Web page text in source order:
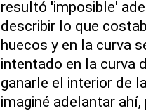
resultó 'imposible'
describir lo que
huecos y en la curva
intentado en la curva
ganarle el interior de
imaginé adelantar